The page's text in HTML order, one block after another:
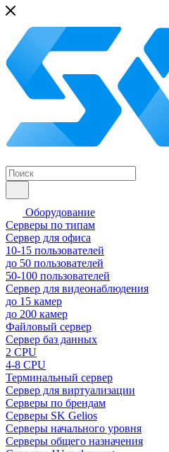
Оборудование
Серверы по типам
Сервер для офиса
10-15 пользователей
до 50 пользователей
50-100 пользователей
Сервер для видеонаблюдения
до 15 камер
до 200 камер
Файловый сервер
Сервер баз данных
2 CPU
4-8 CPU
Терминальный сервер
Сервер для виртуализации
Серверы по брендам
Серверы SK Gelios
Серверы начального уровня
Серверы общего назначения